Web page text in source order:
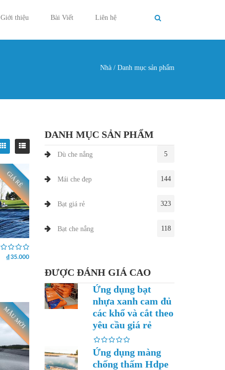
Giới thiệu Bài Viết Liên hệ
Nhà / Danh mục sản phẩm
GIÁ RẺ
₫ 35.000
MẪU MỚI
DANH MỤC SẢN PHẨM
Dù che nắng 5
Mái che đẹp 144
Bạt giá rẻ 323
Bạt che nắng 118
ĐƯỢC ĐÁNH GIÁ CAO
Ứng dụng bạt
nhựa xanh cam đủ
các khổ và cắt theo
yêu cầu giá rẻ
Ứng dụng màng
chống thấm Hdpe